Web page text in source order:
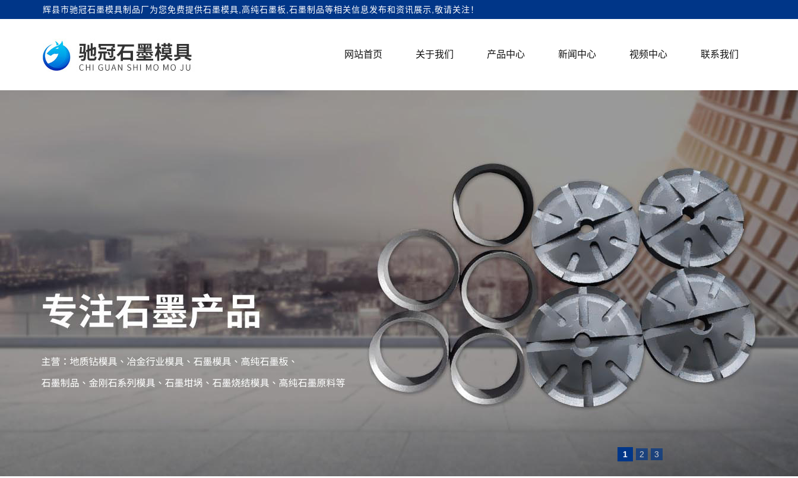
辉县市驰冠石墨模具制品厂为您免费提供石墨模具 ,高纯石墨板,石墨制品等相关信息发布和资讯展示,敬请关注！
网站首页 关于我们 产品中心 新闻中心 视频中心 联系我们
1 2 3